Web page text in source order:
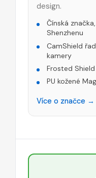
design.
Čínská
Shenzhenu
CamShield
kamery
Frosted
PU kožené
Více o značce →